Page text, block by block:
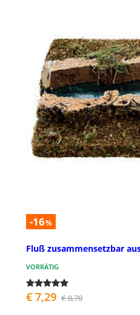
-16%
Fluß zusammensetzbar
VORRÄTIG
€ 7,29 € 8,70